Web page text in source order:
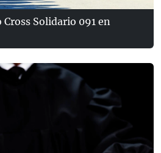
Solidario 091 en